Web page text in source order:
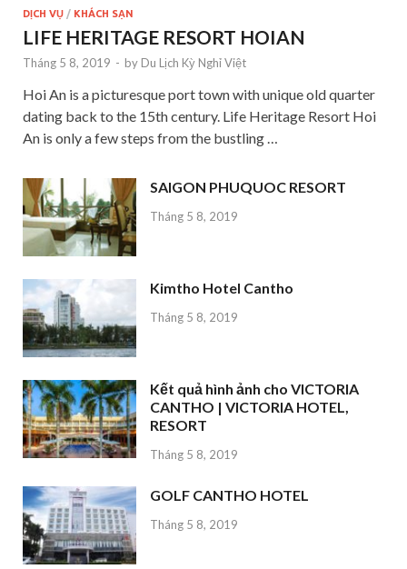
DỊCH VỤ / KHÁCH SẠN
LIFE HERITAGE RESORT HOIAN
Tháng 5 8, 2019 - by Du Lịch Kỳ Nghỉ Việt
Hoi An is a picturesque port town with unique old quarter
dating back to the 15th century. Life Heritage Resort Hoi
An is only a few steps from the bustling …
SAIGON PHUQUOC RESORT
Tháng 5 8, 2019
Kimtho Hotel Cantho
Tháng 5 8, 2019
Kết quả hình ảnh cho VICTORIA
CANTHO | VICTORIA HOTEL,
RESORT
Tháng 5 8, 2019
GOLF CANTHO HOTEL
Tháng 5 8, 2019